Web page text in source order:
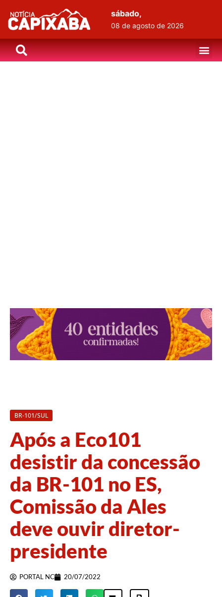
sábado,
08 de agosto de 2026
BR-101/SUL
Após a Eco101
desistir da concessão
da BR-101 no ES,
Comissão da Ales
deve ouvir diretor-
presidente
PORTAL NC 20/07/2022